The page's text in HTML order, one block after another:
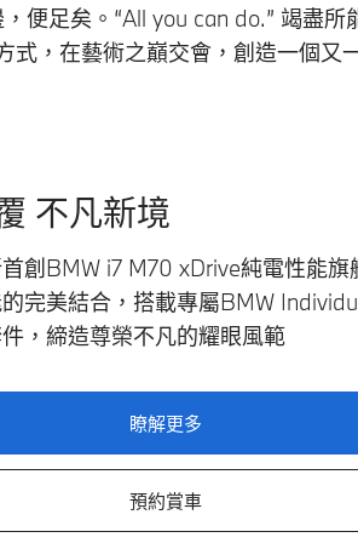
便足矣。“All you can do.” 竭盡所
，在藝術之巔交會，創造一個又
不凡新境
創BMW i7 M70 xDrive純電性能
完美結合，搭載專屬BMW
，締造尊榮不凡的耀眼風範
瞭解更多
預約賞車